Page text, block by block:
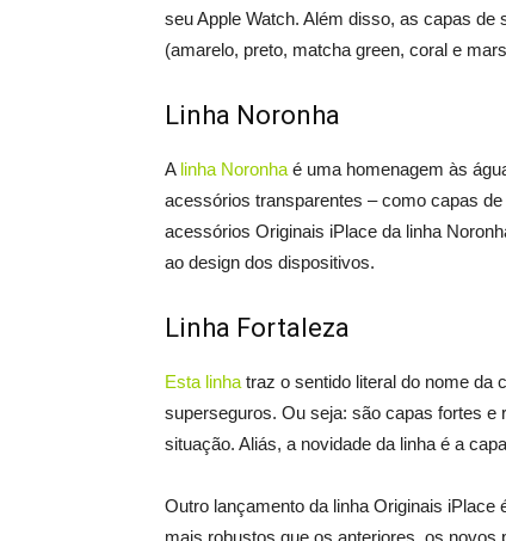
seu Apple Watch. Além disso, as capas
(amarelo, preto, matcha green, coral e
Linha Noronha
A linha Noronha é uma homenagem às
acessórios transparentes – como capas
acessórios Originais iPlace da linha
ao design dos dispositivos.
Linha Fortaleza
Esta linha traz o sentido literal do nome da
superseguros. Ou seja: são capas fortes e
situação. Aliás, a novidade da linha é a
Outro lançamento da linha Originais iPlace